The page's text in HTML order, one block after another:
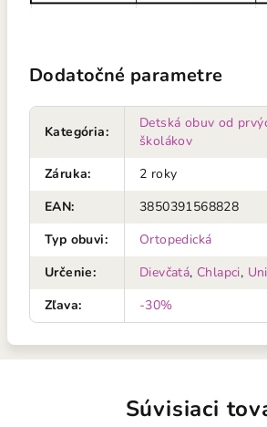
Dodatočné parametre
Kategória:
Detská obuv od
školákov
Záruka:
2 roky
EAN:
3850391568828
Typ obuvi:
Ortopedická
Určenie: Dievčatá, Chlapci,
Zľava: -30%
Súvisiaci